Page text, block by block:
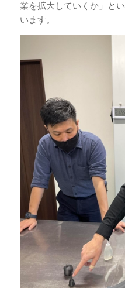
業を拡大していくか」と
います。